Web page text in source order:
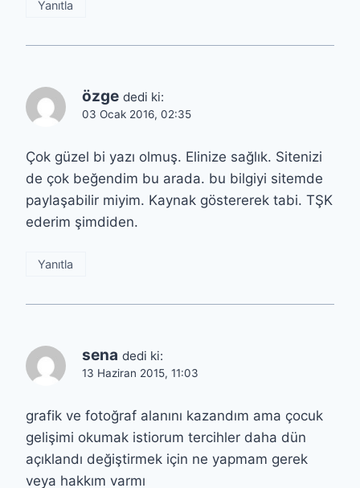
Yanıtla
özge dedi ki:
03 Ocak 2016, 02:35
Çok güzel bi yazı olmuş. Elinize sağlık. Sitenizi
de çok beğendim bu arada. bu bilgiyi sitemde
paylaşabilir miyim. Kaynak göstererek tabi. TŞK
ederim şimdiden.
Yanıtla
sena dedi ki:
13 Haziran 2015, 11:03
grafik ve fotoğraf alanını kazandım ama çocuk
gelişimi okumak istiorum tercihler daha dün
açıklandı değiştirmek için ne yapmam gerek
veya hakkım varmı